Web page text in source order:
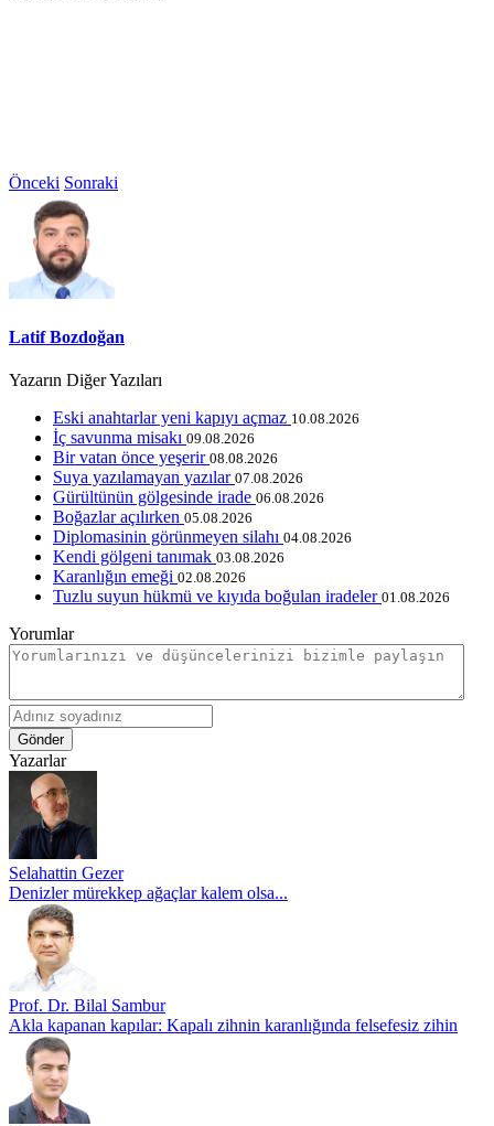
Önceki Sonraki
Latif Bozdoğan
Yazarın Diğer Yazıları
Eski anahtarlar yeni kapıyı açmaz 10.08.2026
İç savunma misakı 09.08.2026
Bir vatan önce yeşerir 08.08.2026
Suya yazılamayan yazılar 07.08.2026
Gürültünün gölgesinde irade 06.08.2026
Boğazlar açılırken 05.08.2026
Diplomasinin görünmeyen silahı 04.08.2026
Kendi gölgeni tanımak 03.08.2026
Karanlığın emeği 02.08.2026
Tuzlu suyun hükmü ve kıyıda boğulan iradeler 01.08.2026
Yorumlar
Gönder
Yazarlar
Selahattin Gezer
Denizler mürekkep ağaçlar kalem olsa...
Prof. Dr. Bilal Sambur
Akla kapanan kapılar: Kapalı zihnin karanlığında felsefesiz zihin